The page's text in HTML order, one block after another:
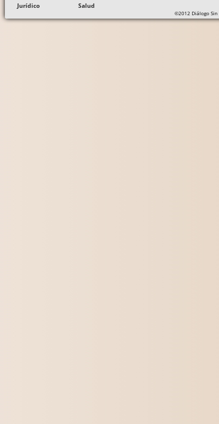
Jurídico Salud
©2012 Diálogo